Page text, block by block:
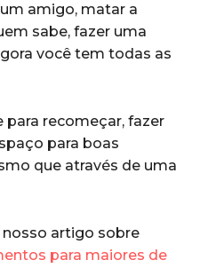
amigo, matar a
sabe, fazer uma
você tem todas as
para recomeçar, fazer
para boas
que através de uma
artigo sobre
para maiores de